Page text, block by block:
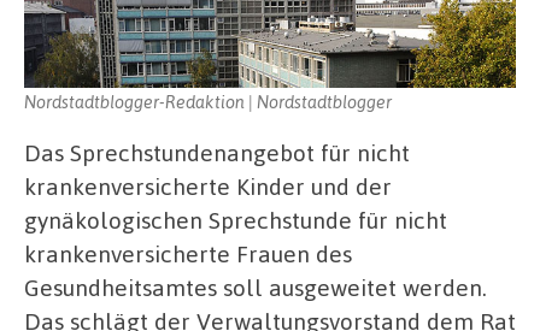
Nordstadtblogger-Redaktion | Nordstadtblogger
Das Sprechstundenangebot für nicht
krankenversicherte Kinder und der
gynäkologischen Sprechstunde für nicht
krankenversicherte Frauen des
Gesundheitsamtes soll ausgeweitet werden.
Das schlägt der Verwaltungsvorstand dem Rat